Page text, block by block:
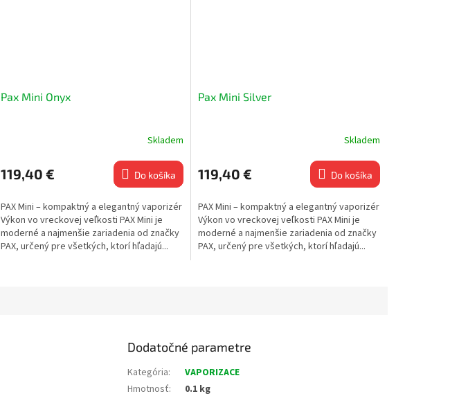
Pax Mini Onyx
Skladem
119,40 € Do košíka
PAX Mini – kompaktný a elegantný vaporizér
Výkon vo vreckovej veľkosti PAX Mini je
moderné a najmenšie zariadenia od značky
PAX, určený pre všetkých, ktorí hľadajú...
Pax Mini Silver
Skladem
119,40 € Do košíka
PAX Mini – kompaktný a elegantný vaporizér
Výkon vo vreckovej veľkosti PAX Mini je
moderné a najmenšie zariadenia od značky
PAX, určený pre všetkých, ktorí hľadajú...
Dodatočné parametre
Kategória:
VAPORIZACE
Hmotnosť: 0.1 kg